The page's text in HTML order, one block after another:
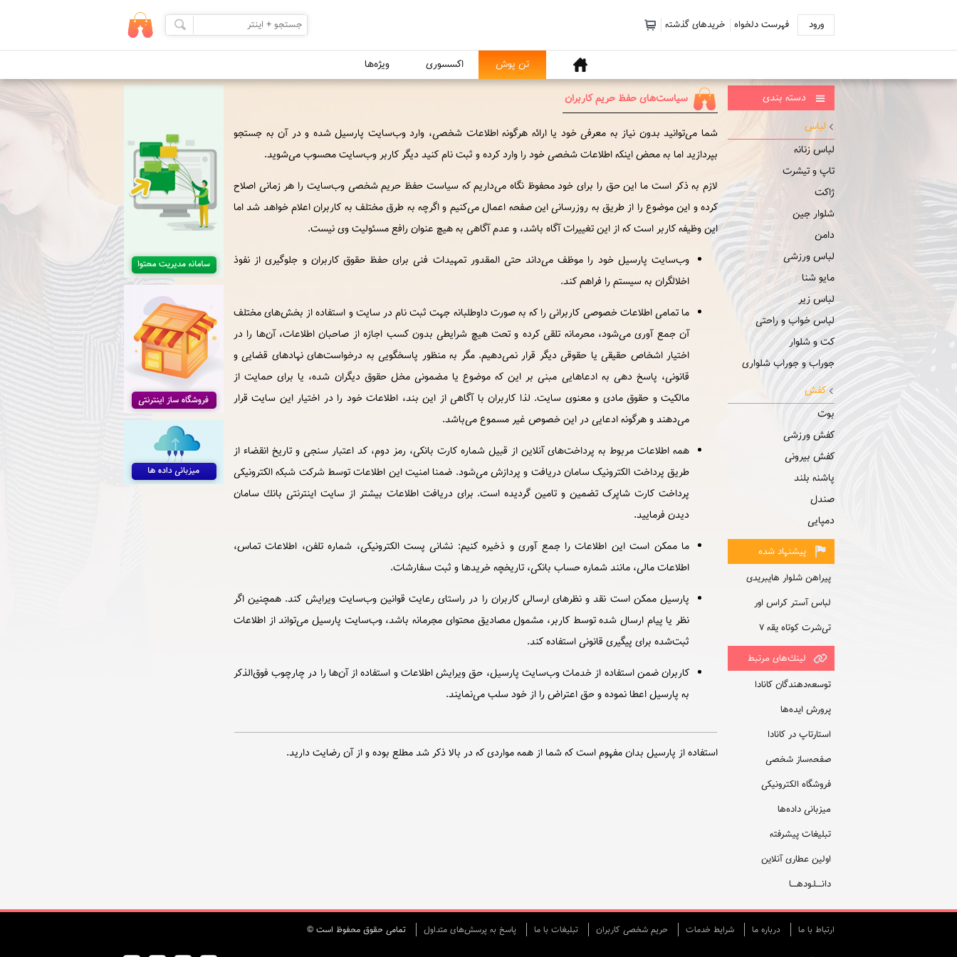
ورود فهرست دلخواه خریدهای گذشته
خانه تن پوش اکسسوری ویژه‌ها
دسته بندی
لباس
لباس زنانه
تاپ و تیشرت
ژاکت
شلوار جین
دامن
لباس ورزشی
مایو شنا
لباس زیر
لباس خواب و راحتی
کت و شلوار
جوراب و جوراب شلواری
کفش
بوت
کفش ورزشی
کفش بیرونی
پاشنه بلند
صندل
دمپایی
پیشنهاد شده
پیراهن شلوار هایبریدی
لباس آستر کراس اور
تی‌شرت کوتاه یقه ۷
لينك‌های مرتبط
توسعه‌دهندگان کانادا
پرورش ایده‌ها
استارتاپ در کانادا
صفحه‌ساز شخصی
فروشگاه الکترونیکی
میزبانی داده‌ها
تبلیغات پیشرفته
اولین عطاری آنلاین
دانــــلـودهــــا
سیاست‌های حفظ حریم کاربران
شما می‌‏توانید بدون نیاز به معرفی خود یا ارائه هرگونه اطلاعات شخصی، وارد وب‌سایت‏ پارسیل شده و در آن‏ به جستجو
بپردازید اما به محض اینکه اطلاعات شخصی خود را وارد کرده و ثبت نام کنید دیگر کاربر وب‌سایت محسوب می‌شوید.
لازم به ذکر است ما این حق را برای خود محفوظ نگاه می‌داریم که سیاست حفظ حریم شخصی وب‌سایت را هر زمانی اصلاح
کرده و این موضوع را از طریق به روزرسانی این صفحه اعمال می‌کنیم و اگرچه به طرق مختلف به کاربران اعلام خواهد شد اما
این وظیفه کاربر است که از این تغییرات آگاه باشد، و عدم آگاهی به هیچ عنوان رافع مسئولیت وی نیست.
وب‌سایت پارسیل خود را موظف می‌داند حتی المقدور تمهیدات فنی براﻯ حفظ حقوق كاربران و جلوگیرﻯ از نفوذ
اخلالگران به سیستم را فراهم كند.
ما تمامی اطلاعات خصوصی کاربرانی را که به صورت داوطلبانه جهت ثبت نام در سایت و استفاده از بخش‌های مختلف
آن جمع آوری می‌شود، محرمانه تلقی کرده و تحت هیچ شرایطی بدون كسب اجازه از صاحبان اطلاعات، آن‌ها را در
اختیار اشخاص حقیقی یا حقوقی دیگر قرار نمی‌دهیم. مگر به منظور پاسخگویی به درخواست‌‏های نهادهای قضایی و
قانونی، پاسخ ‏دهی به ادعاهایی مبنی بر این که موضوع یا مضمونی مخل حقوق دیگران شده، یا برای حمایت از
مالکیت و حقوق مادی و معنوی سایت. لذا کاربران با آگاهی از این بند، اطلاعات خود را در اختیار این سایت قرار
می‌دهند و هرگونه ادعایی در این خصوص غیر مسموع می‌‏باشد.
همه اطلاعات مربوط به پرداخت‌های آنلاین از قبیل شماره کارت بانکی، رمز دوم، کد اعتبار سنجی و تاریخ انقضاء از
طریق پرداخت الکترونیک سامان دریافت و پردازش می‌‌شود. ضمنا امنیت این اطلاعات توسط شرکت شبکه الکترونیکی
پرداخت کارت شاپرک تضمین و تامین گردیده است. برای دریافت اطلاعات بیشتر از سایت اینترنتی بانك سامان
دیدن فرمایید.
ما ممکن است این اطلاعات را جمع‏ آوری و ذخیره کنیم: نشانی پست الکترونیکی، شماره تلفن، اطلاعات تماس،
اطلاعات مالی، مانند شماره حساب بانکی، تاریخچه خریدها و ثبت سفارشات.
پارسیل ممکن است نقد و نظرهای ارسالی کاربران را در راستای رعایت قوانین وب‌سایت ویرایش کند. همچنین اگر
نظر یا پیام ارسال شده توسط کاربر، مشمول مصادیق محتوای مجرمانه باشد، وب‌سایت پارسیل می‌تواند از اطلاعات
ثبت‌شده برای پیگیری قانونی استفاده کند.
کاربران ضمن استفاده از خدمات وب‌سایت پارسیل، حق ویرایش اطلاعات و استفاده از آن‌ها را در چارچوب فوق‌الذکر
به پارسیل اعطا نموده و حق اعتراض را از خود سلب می‌نمایند.
استفاده از پارسیل بدان مفهوم است كه شما از همه مواردی که در بالا ذکر شد مطلع بوده و از آن رضایت دارید.
ارتباط با ما درباره ما شرایط خدمات حريم شخصی كاربران تبليغات با ما پاسخ به پرسش‌های متداول تمامی حقوق محفوظ است ©